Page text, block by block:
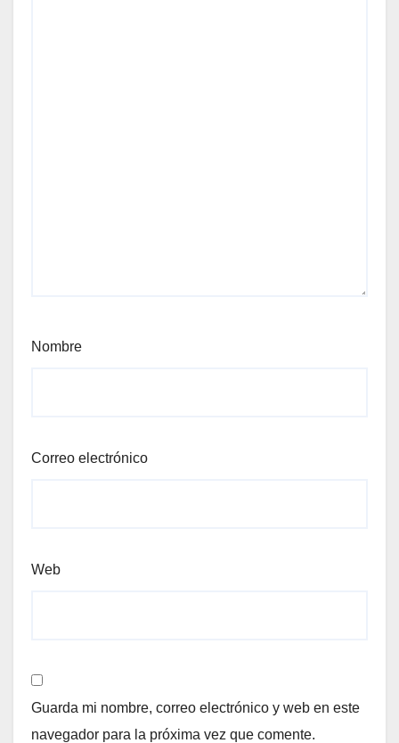
Nombre
Correo electrónico
Web
Guarda mi nombre, correo electrónico y web en este
navegador para la próxima vez que comente.